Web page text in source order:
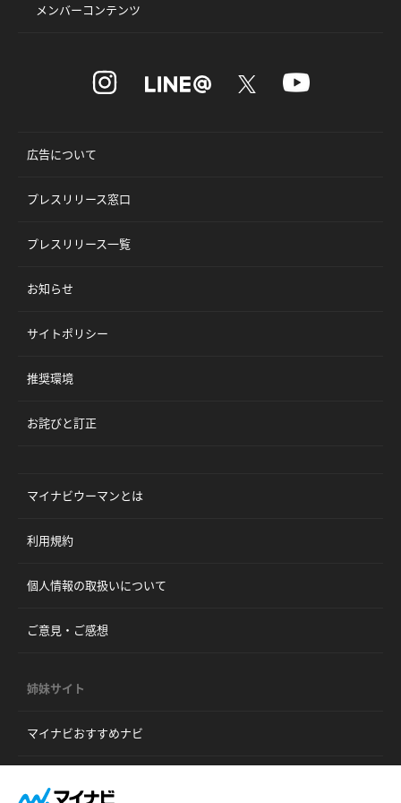
メンバーコンテンツ
広告について
プレスリリース窓口
プレスリリース一覧
お知らせ
サイトポリシー
推奨環境
お詫びと訂正
マイナビウーマンとは
利用規約
個人情報の取扱いについて
ご意見・ご感想
姉妹サイト
マイナビおすすめナビ